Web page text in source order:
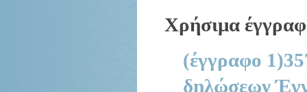
Χρήσιμα
(έγγραφο
δηλώσεων